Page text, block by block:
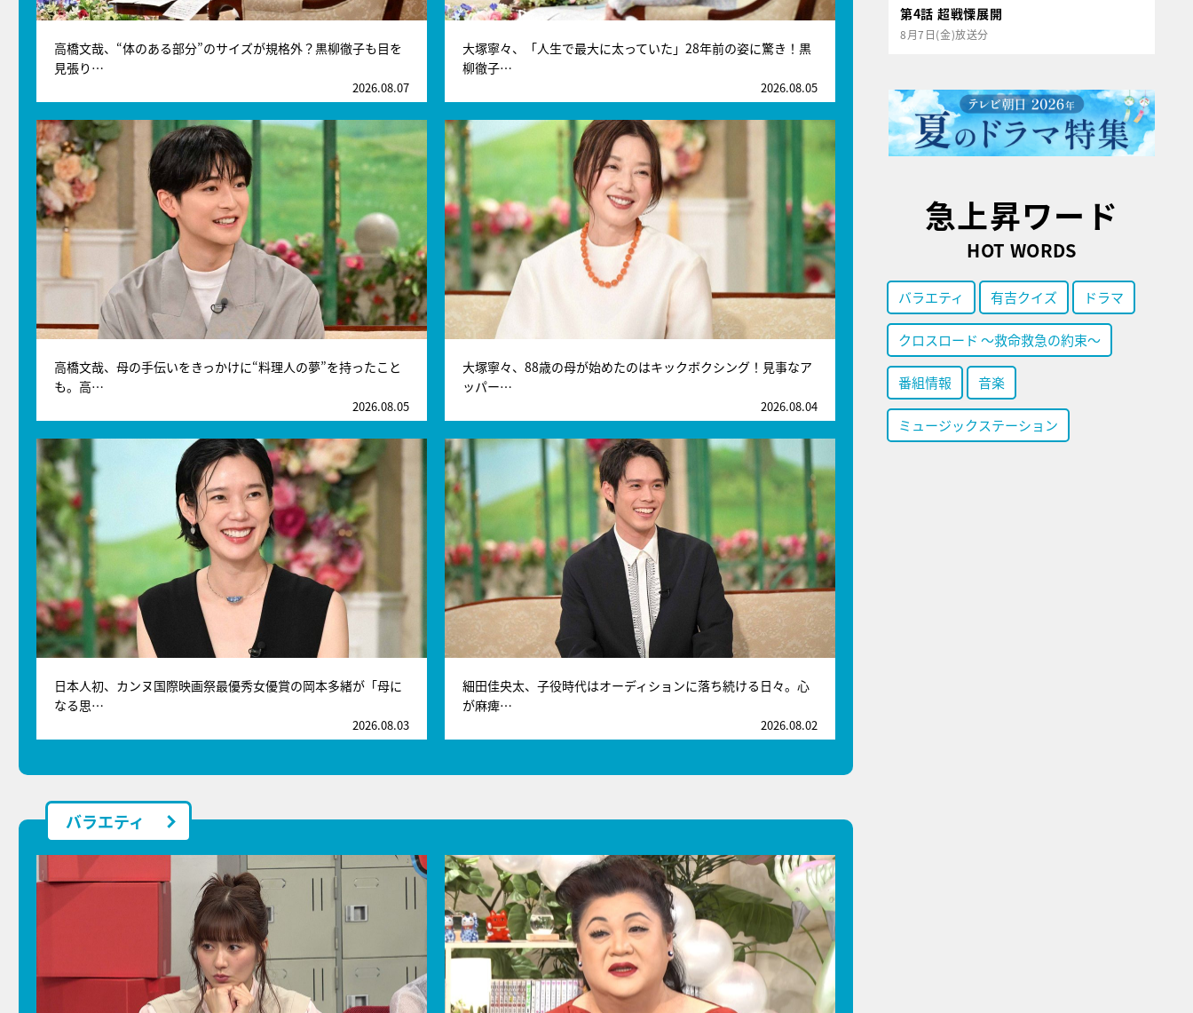
高橋文哉、“体のある部分”のサイズが規格外？黒柳徹子も目を
見張り…
2026.08.07
大塚寧々、「人生で最大に太っていた」28年前の姿に驚き！黒
柳徹子…
2026.08.05
高橋文哉、母の手伝いをきっかけに“料理人の夢”を持ったこと
も。高…
2026.08.05
大塚寧々、88歳の母が始めたのはキックボクシング！見事なア
ッパー…
2026.08.04
日本人初、カンヌ国際映画祭最優秀女優賞の岡本多緒が「母に
なる思…
2026.08.03
細田佳央太、子役時代はオーディションに落ち続ける日々。心
が麻痺…
2026.08.02
バラエティ
第4話 超戦慄展開
8月7日(金)放送分
急上昇ワード
HOT WORDS
バラエティ 有吉クイズ ドラマ
クロスロード ～救命救急の約束～
番組情報 音楽
ミュージックステーション